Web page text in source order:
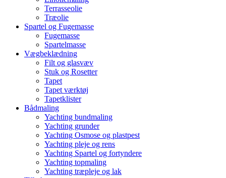
Terrasseolie
Træolie
Spartel og Fugemasse
Fugemasse
Spartelmasse
Vægbeklædning
Filt og glasvæv
Stuk og Rosetter
Tapet
Tapet værktøj
Tapetklister
Bådmaling
Yachting bundmaling
Yachting grunder
Yachting Osmose og plastpest
Yachting pleje og rens
Yachting Spartel og fortyndere
Yachting topmaling
Yachting træpleje og lak